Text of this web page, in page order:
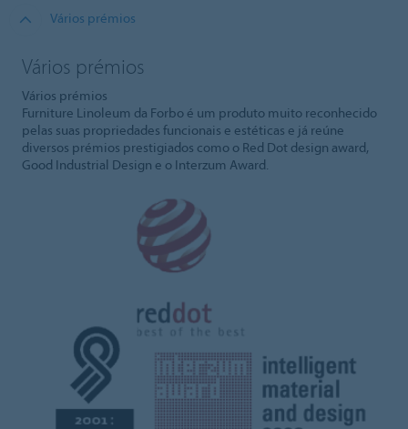
Vários prémios
Vários prémios
Vários prémios
Furniture Linoleum da Forbo é um produto muito reconhecido
pelas suas propriedades funcionais e estéticas e já reúne
diversos prémios prestigiados como o Red Dot design award,
Good Industrial Design e o Interzum Award.